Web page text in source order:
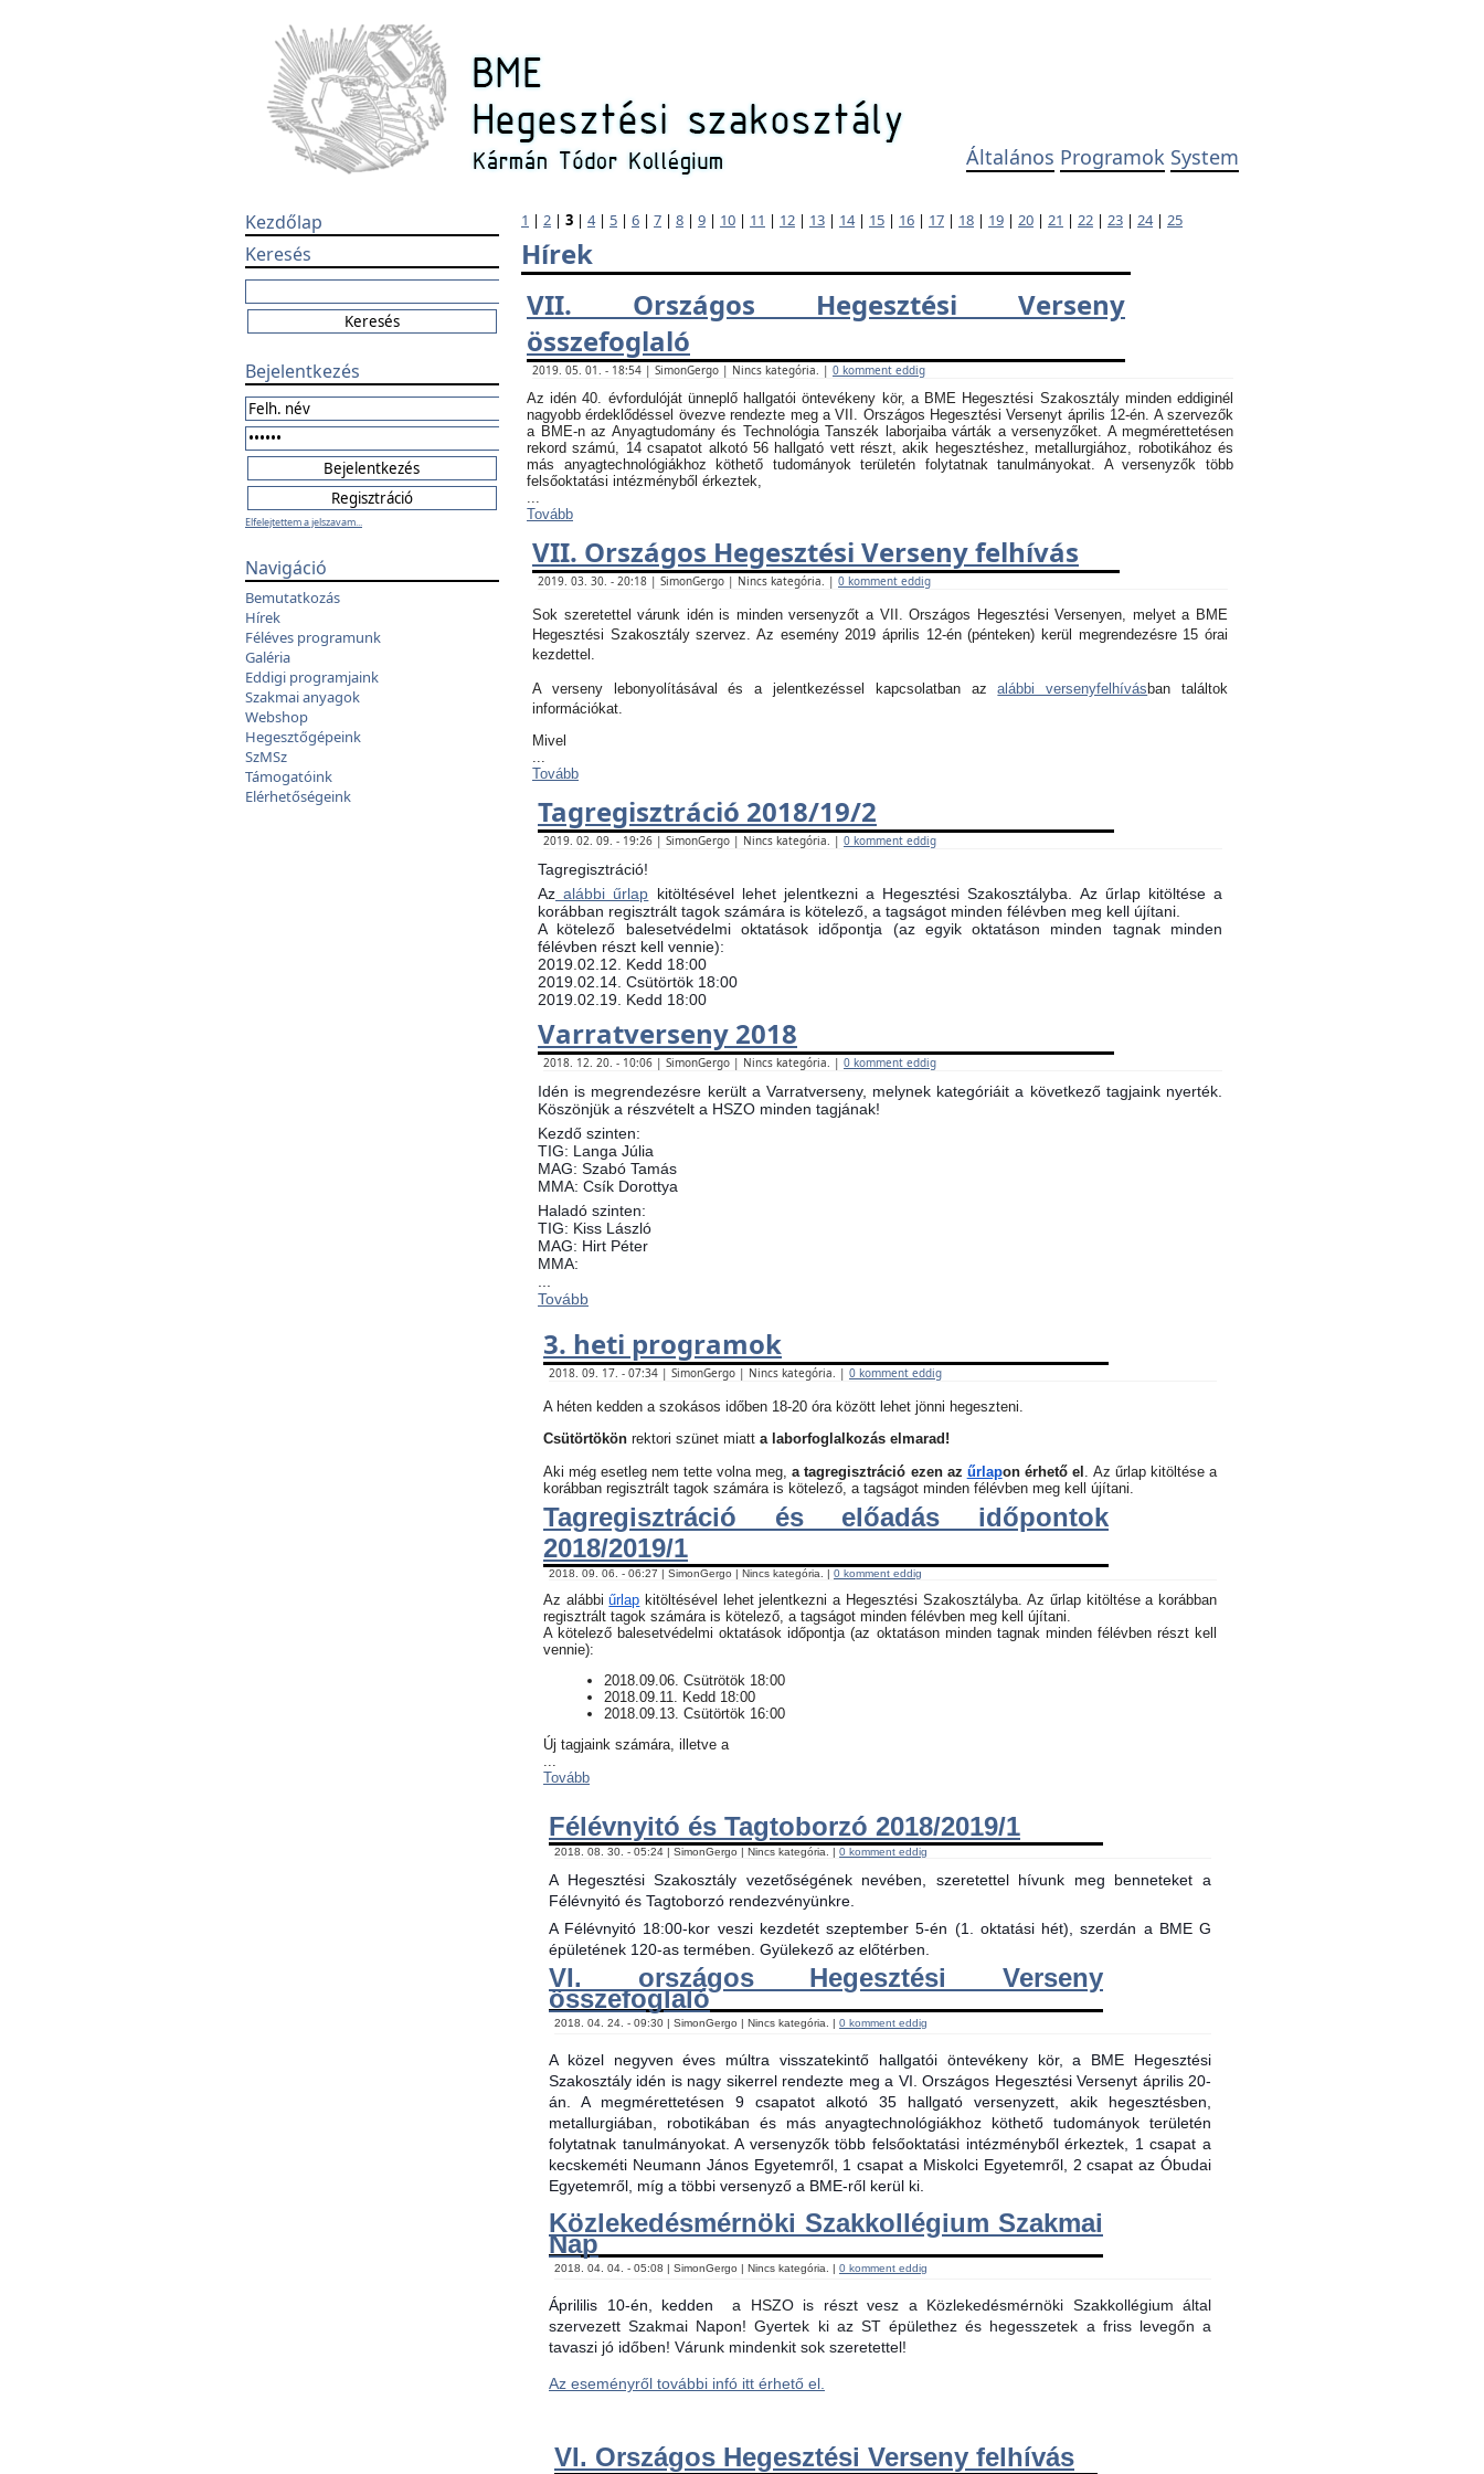
Általános Programok System
Kezdőlap
Keresés
Bejelentkezés
Elfelejtettem a jelszavam...
Navigáció
Bemutatkozás
Hírek
Féléves programunk
Galéria
Eddigi programjaink
Szakmai anyagok
Webshop
Hegesztőgépeink
SzMSz
Támogatóink
Elérhetőségeink
1 | 2 | 3 | 4| 5 | 6 | 7 | 8 | 9 | 10 | 11 | 12 | 13 | 14| 15 | 16 | 17 | 18 | 19 | 20 | 21 | 22 | 23 | 24| 25
Hírek
VII. Országos Hegesztési Verseny
összefoglaló
2019. 05. 01. - 18:54 | SimonGergo | Nincs kategória. | 0 komment eddig
Az idén 40. évfordulóját ünneplő hallgatói öntevékeny kör, a BME Hegesztési Szakosztály minden eddiginél
nagyobb érdeklődéssel övezve rendezte meg a VII. Országos Hegesztési Versenyt április 12-én. A szervezők
a BME-n az Anyagtudomány és Technológia Tanszék laborjaiba várták a versenyzőket. A megmérettetésen
rekord számú, 14 csapatot alkotó 56 hallgató vett részt, akik hegesztéshez, metallurgiához, robotikához és
más anyagtechnológiákhoz köthető tudományok területén folytatnak tanulmányokat. A versenyzők több
felsőoktatási intézményből érkeztek,
...
Tovább
VII. Országos Hegesztési Verseny felhívás
2019. 03. 30. - 20:18 | SimonGergo | Nincs kategória. | 0 komment eddig
Sok szeretettel várunk idén is minden versenyzőt a VII. Országos Hegesztési Versenyen, melyet a BME
Hegesztési Szakosztály szervez. Az esemény 2019 április 12-én (pénteken) kerül megrendezésre 15 órai
kezdettel.
A verseny lebonyolításával és a jelentkezéssel kapcsolatban azalábbi versenyfelhívás ban találtok
információkat.
Mivel
...
Tovább
Tagregisztráció 2018/19/2
2019. 02. 09. - 19:26 | SimonGergo | Nincs kategória. | 0 komment eddig
Tagregisztráció!
Az alábbi űrlap kitöltésével lehet jelentkezni a Hegesztési Szakosztályba. Az űrlap kitöltése a
korábban regisztrált tagok számára is kötelező, a tagságot minden félévben meg kell újítani.
​A kötelező balesetvédelmi oktatások időpontja (az egyik oktatáson minden tagnak minden
félévben részt kell vennie):
​2019.02.12. Kedd 18:00
2019.02.14. Csütörtök 18:00
2019.02.19. Kedd 18:00
Varratverseny 2018
2018. 12. 20. - 10:06 | SimonGergo | Nincs kategória. | 0 komment eddig
Idén is megrendezésre került a Varratverseny, melynek kategóriáit a következő tagjaink nyerték.
Köszönjük a részvételt a HSZO minden tagjának!
Kezdő szinten:
TIG: Langa Júlia
MAG: Szabó Tamás
MMA: Csík Dorottya
Haladó szinten:
TIG: Kiss László
MAG: Hirt Péter
MMA:
Tovább
3. heti programok
2018. 09. 17. - 07:34 | SimonGergo | Nincs kategória. | 0 komment eddig
A héten kedden a szokásos időben 18-20 óra között lehet jönni hegeszteni.
Csütörtökön rektori szünet miatt a laborfoglalkozás elmarad!
Aki még esetleg nem tette volna meg, a tagregisztráció ezen az űrlapon érhető el . Az űrlap kitöltése a
korábban regisztrált tagok számára is kötelező, a tagságot minden félévben meg kell újítani.
Tagregisztráció és előadás időpontok
2018/2019/1
2018. 09. 06. - 06:27 | SimonGergo | Nincs kategória. | 0 komment eddig
Az alábbiűrlap kitöltésével lehet jelentkezni a Hegesztési Szakosztályba. Az űrlap kitöltése a korábban
regisztrált tagok számára is kötelező, a tagságot minden félévben meg kell újítani.
​A kötelező balesetvédelmi oktatások időpontja (az oktatáson minden tagnak minden félévben részt kell
vennie):
​2018.09.06. Csütrötök 18:00
2018.09.11. Kedd 18:00
2018.09.13. Csütörtök 16:00
Új tagjaink számára, illetve a
...
Tovább
Félévnyitó és Tagtoborzó 2018/2019/1
2018. 08. 30. - 05:24 | SimonGergo | Nincs kategória. | 0 komment eddig
A Hegesztési Szakosztály vezetőségének nevében, szeretettel hívunk meg benneteket a
Félévnyitó és Tagtoborzó rendezvényünkre.
A Félévnyitó 18:00-kor veszi kezdetét szeptember 5-én (1. oktatási hét), szerdán a BME G
épületének 120-as termében. Gyülekező az előtérben.
VI. országos Hegesztési Verseny
összefoglaló
2018. 04. 24. - 09:30 | SimonGergo | Nincs kategória. | 0 komment eddig
A közel negyven éves múltra visszatekintő hallgatói öntevékeny kör, a BME Hegesztési
Szakosztály idén is nagy sikerrel rendezte meg a VI. Országos Hegesztési Versenyt április 20-
án. A megmérettetésen 9 csapatot alkotó 35 hallgató versenyzett, akik hegesztésben,
metallurgiában, robotikában és más anyagtechnológiákhoz köthető tudományok területén
folytatnak tanulmányokat. A versenyzők több felsőoktatási intézményből érkeztek, 1 csapat a
kecskeméti Neumann János Egyetemről, 1 csapat a Miskolci Egyetemről, 2 csapat az Óbudai
Egyetemről, míg a többi versenyző a BME-ről kerül ki.
Közlekedésmérnöki Szakkollégium Szakmai
Nap
2018. 04. 04. - 05:08 | SimonGergo | Nincs kategória. | 0 komment eddig
Áprililis 10-én, kedden
a HSZO is részt vesz a Közlekedésmérnöki Szakkollégium által
szervezett Szakmai Napon! Gyertek ki az ST épülethez és hegesszetek a friss levegőn a
tavaszi jó időben! Várunk mindenkit sok szeretettel!
Az eseményről további infó itt érhető el.
VI. Országos Hegesztési Verseny felhívás